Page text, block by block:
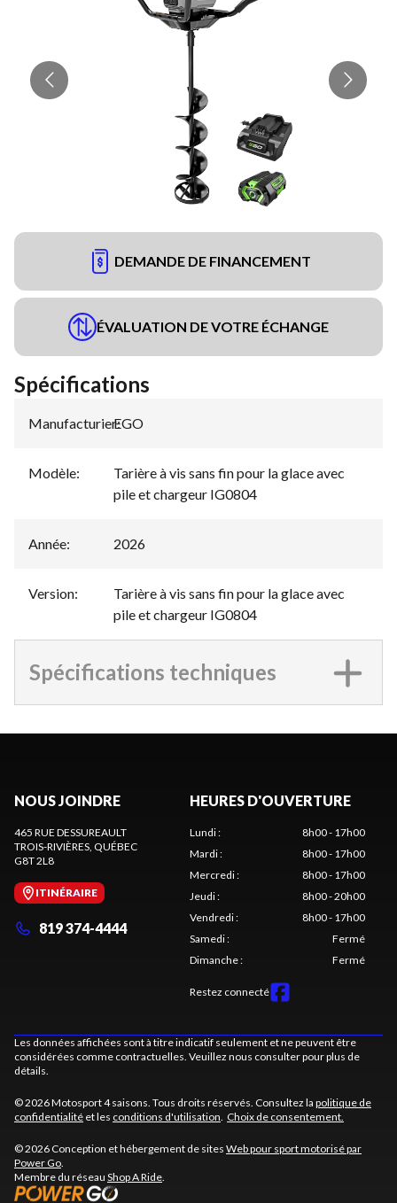
DEMANDE DE FINANCEMENT
ÉVALUATION DE VOTRE ÉCHANGE
Spécifications
Manufacturier:
EGO
Modèle:
Tarière à vis sans fin pour la glace avec
pile et chargeur IG0804
Année: 2026
Version:
Tarière à vis sans fin pour la glace avec
pile et chargeur IG0804
Spécifications techniques
NOUS JOINDRE
465 RUE DESSUREAULT
TROIS-RIVIÈRES, QUÉBEC
G8T 2L8
ITINÉRAIRE
819 374-4444
HEURES D'OUVERTURE
Lundi:
8h00 - 17h00
Mardi:
8h00 - 17h00
Mercredi:
8h00 - 17h00
Jeudi:
8h00 - 20h00
Vendredi:
8h00 - 17h00
Samedi:
Fermé
Dimanche: Fermé
Restez connecté
Les données affichées sont à titre indicatif seulement et ne peuvent être
considérées comme contractuelles. Veuillez nous consulter pour plus de
détails.
© 2026 Motosport 4 saisons. Tous droits réservés. Consultez la politique de
confidentialité et les conditions d'utilisation. Choix de consentement.
© 2026 Conception et hébergement de sites Web pour sport motorisé par
Power Go.
Membre du réseau Shop A Ride.